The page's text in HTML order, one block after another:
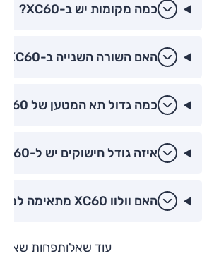
כמה מקומות יש ב-XC60?
האם השורה השנייה ב-XC60 מרווחת?
כמה גדול תא המטען של XC60?
איזה גודל חישוקים יש ל-XC60?
האם וולוו XC60 מתאימה למשפחה?
עוד שאלותפחות שאלות